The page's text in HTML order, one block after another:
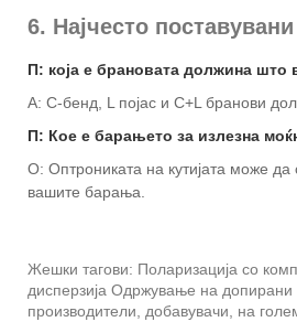
6. Најчесто
П: која е брановата должина што
A: C-бенд, L појас и C+L бранови
П: Кое е барањето за излезна
О: Оптрониката на кутијата може да
вашите барања.
Жешки тагови: Поларизација со
дисперзија Одржување на допирани
производители, добавувачи, на